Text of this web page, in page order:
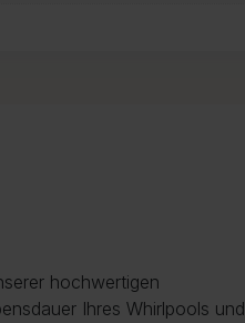
hochwertigen
Ihres Whirlpools und